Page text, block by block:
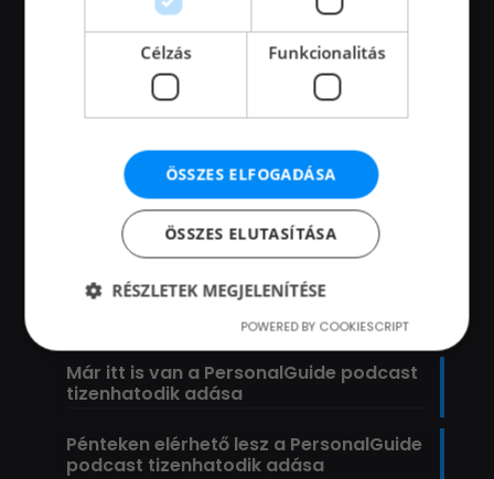
Legutóbbi bejegyzések
Megérkezett a PersonalGuide podcast
tizennyolcadik adása
podcast tizennyolcadik adása
Megérkezett a PersonalGuide podcast
tizenhetedik adása
Hamarosan elérhető lesz a
PersonalGuide podcast tizenhetedik
Már itt is van a PersonalGuide podcast
tizenhatodik adása
Pénteken elérhető lesz a PersonalGuide
podcast tizenhatodik adása
Célzás Funkcionalitás
ÖSSZES ELFOGADÁSA
ÖSSZES ELUTASÍTÁSA
RÉSZLETEK MEGJELENÍTÉSE
POWERED BY COOKIESCRIPT